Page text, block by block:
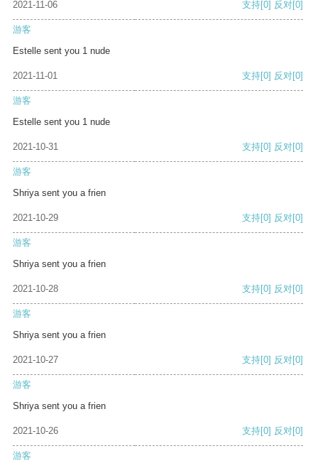
2021-11-06 支持[0] 反对[0]
游客
Estelle sent you 1 nude
2021-11-01 支持[0] 反对[0]
游客
Estelle sent you 1 nude
2021-10-31 支持[0] 反对[0]
游客
Shriya sent you a frien
2021-10-29 支持[0] 反对[0]
游客
Shriya sent you a frien
2021-10-28 支持[0] 反对[0]
游客
Shriya sent you a frien
2021-10-27 支持[0] 反对[0]
游客
Shriya sent you a frien
2021-10-26 支持[0] 反对[0]
游客